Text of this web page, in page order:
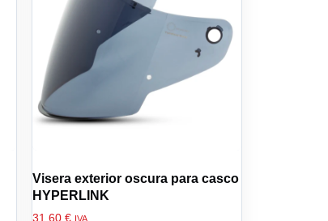
Visera exterior oscura para casco
HYPERLINK
31,60 € IVA